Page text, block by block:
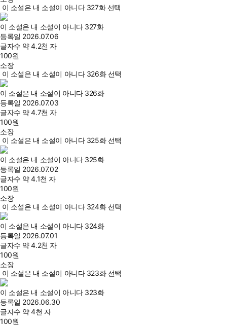
이 소설은 내 소설이 아니다 327화 선택
이 소설은 내 소설이 아니다 327화
등록일 2026.07.06
글자수 약 4.2천 자
100원
소장
이 소설은 내 소설이 아니다 326화 선택
이 소설은 내 소설이 아니다 326화
등록일 2026.07.03
글자수 약 4.7천 자
100원
소장
이 소설은 내 소설이 아니다 325화 선택
이 소설은 내 소설이 아니다 325화
등록일 2026.07.02
글자수 약 4.1천 자
100원
소장
이 소설은 내 소설이 아니다 324화 선택
이 소설은 내 소설이 아니다 324화
등록일 2026.07.01
글자수 약 4.2천 자
100원
소장
이 소설은 내 소설이 아니다 323화 선택
이 소설은 내 소설이 아니다 323화
등록일 2026.06.30
글자수 약 4천 자
100원